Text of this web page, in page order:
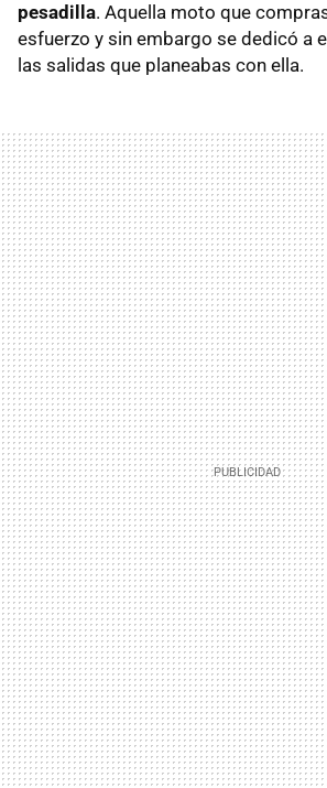
pesadilla. Aquella moto que
esfuerzo y sin embargo se dedicó a
las salidas que planeabas con ella.